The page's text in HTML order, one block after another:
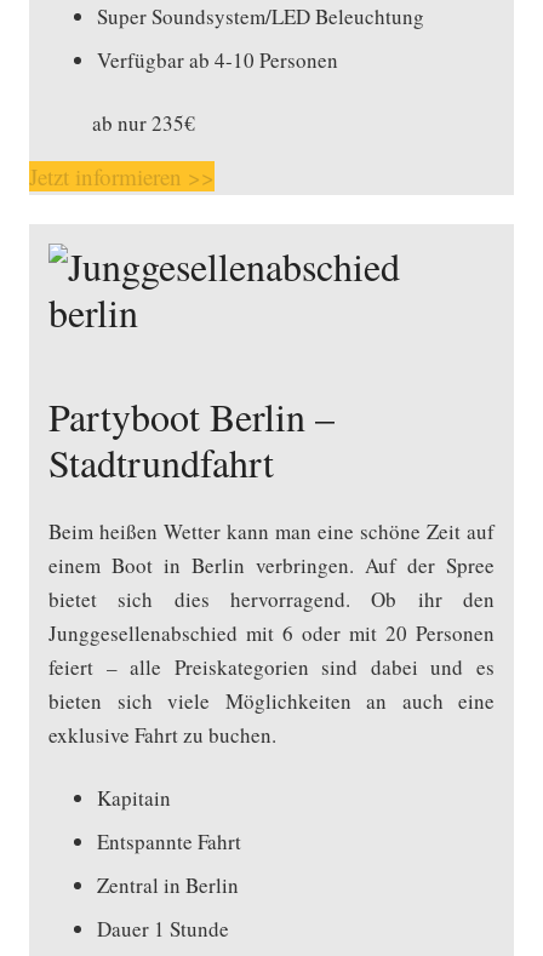
Super Soundsystem/LED Beleuchtung
Verfügbar ab 4-10 Personen
ab nur 235€
Jetzt informieren >>
Partyboot Berlin –
Stadtrundfahrt
Beim heißen Wetter kann man eine schöne Zeit auf
einem Boot in Berlin verbringen. Auf der Spree
bietet sich dies hervorragend. Ob ihr den
Junggesellenabschied mit 6 oder mit 20 Personen
feiert – alle Preiskategorien sind dabei und es
bieten sich viele Möglichkeiten an auch eine
exklusive Fahrt zu buchen.
Kapitain
Entspannte Fahrt
Zentral in Berlin
Dauer 1 Stunde